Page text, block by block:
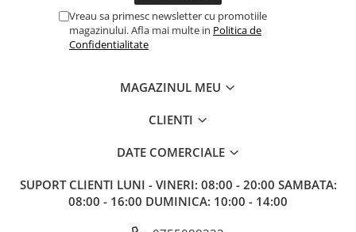
DragonBallZ
Digimon Card Game
Weis Schwarz
Vreau sa primesc newsletter cu promotiile
magazinului. Afla mai multe in Politica de
Confidentialitate
MAGAZINUL MEU
CLIENTI
DATE COMERCIALE
SUPORT CLIENTI LUNI - VINERI: 08:00 - 20:00 SAMBATA:
08:00 - 16:00 DUMINICA: 10:00 - 14:00